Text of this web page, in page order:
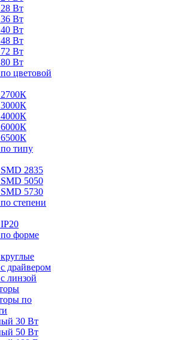
Вт
Вт
Вт
Вт
Вт
Вт
цветовой
типу
2835
5050
5730
степени
форме
драйвером
линзой
по
30 Вт
50 Вт